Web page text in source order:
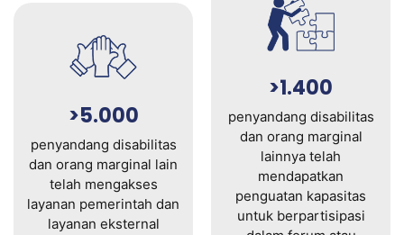
>5.000
penyandang disabilitas
dan orang marginal lain
telah mengakses
layanan pemerintah dan
layanan eksternal
>1.400
penyandang disabilitas
dan orang marginal
lainnya telah
mendapatkan
penguatan kapasitas
untuk berpartisipasi